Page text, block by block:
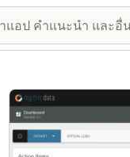
แกลเลอรีรูปภาพที่แสดง